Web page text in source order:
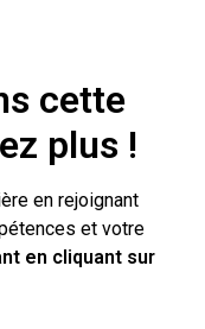
cette
plus !
en rejoignant
et votre
en cliquant sur